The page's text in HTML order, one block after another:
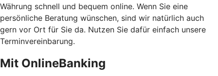
Währung schnell und bequem online. Wenn Sie eine
persönliche Beratung wünschen, sind wir natürlich auch
gern vor Ort für Sie da. Nutzen Sie dafür einfach unsere
Terminvereinbarung.
Mit OnlineBanking